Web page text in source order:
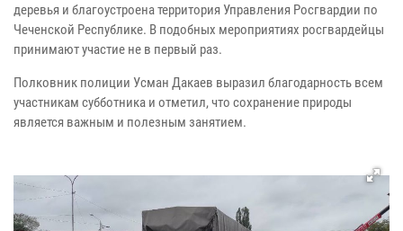
деревья и благоустроена территория Управления Росгвардии по
Чеченской Республике. В подобных мероприятиях росгвардейцы
принимают участие не в первый раз.
Полковник полиции Усман Дакаев выразил благодарность всем
участникам субботника и отметил, что сохранение природы
является важным и полезным занятием.